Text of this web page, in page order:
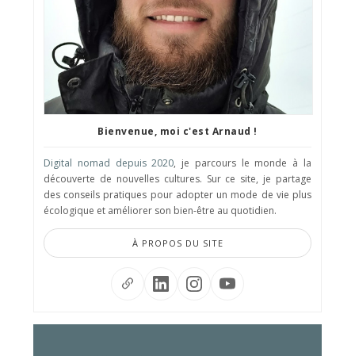
Bienvenue, moi c'est Arnaud !
Digital nomad depuis 2020, je parcours le monde à la
découverte de nouvelles cultures. Sur ce site, je partage
des conseils pratiques pour adopter un mode de vie plus
écologique et améliorer son bien-être au quotidien.
À PROPOS DU SITE